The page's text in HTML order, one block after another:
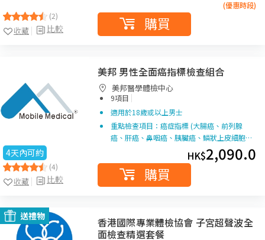
(2)
比較
收藏
(優惠時段)
購買
4天內可約
(4)
比較
收藏
美邦 男性全面癌指標檢查組合
美邦醫學體檢中心
9項目 |
適用於18歲或以上男士
重點檢查項目：癌症指標 (大腸癌、前列腺
癌、肝癌、鼻咽癌、胰臟癌、鱗狀上皮細胞…
HK$2,090.0
購買
送禮物
香港國際專業體檢協會 子宮超聲波全
面檢查精選套餐